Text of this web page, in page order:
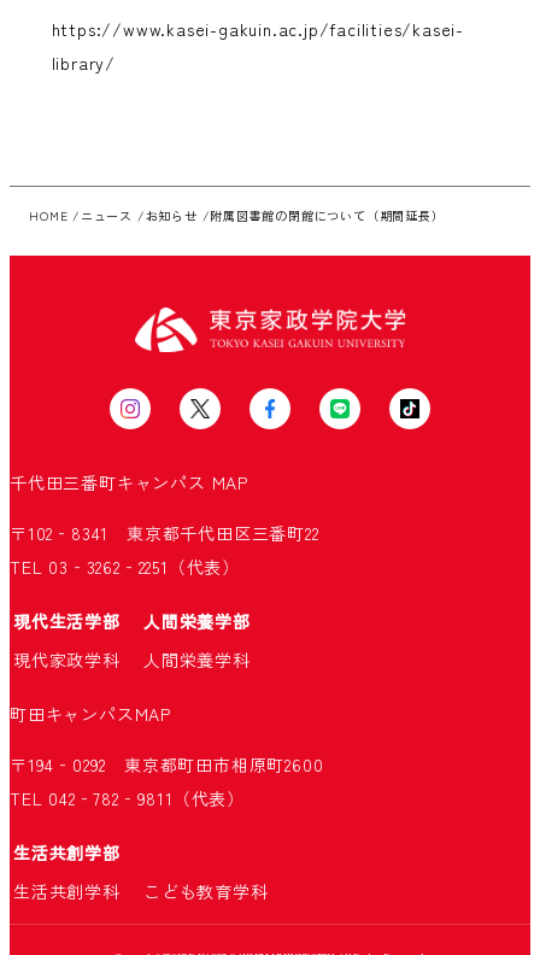
https://www.kasei-gakuin.ac.jp/facilities/kasei-
library/
HOME ニュース お知らせ 附属図書館の閉館について（期間延長）
千代田三番町キャンパス MAP
〒102‐8341 東京都千代田区三番町22
TEL 03‐3262‐2251（代表）
現代生活学部
人間栄養学部
現代家政学科
人間栄養学科
町田キャンパスMAP
〒194‐0292 東京都町田市相原町2600
TEL 042‐782‐9811（代表）
生活共創学部
生活共創学科
こども教育学科